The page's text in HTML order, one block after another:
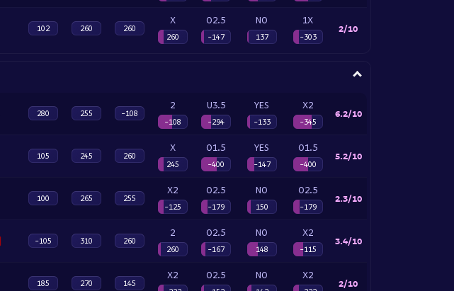
102 260 260
X
260
O2.5
-147
NO
137
1X
-303
2/10
280 255 -108
2
-108
U3.5
-294
YES
-133
X2
-345
6.2/10
105 245 260
X
245
O1.5
-400
YES
-147
O1.5
-400
5.2/10
100 265 255
X2
-125
O2.5
-179
NO
150
O2.5
-179
2.3/10
-105 310 260
2
260
O2.5
-167
NO
148
X2
-115
3.4/10
185 270 145
X2 O2.5 NO X2
2/10